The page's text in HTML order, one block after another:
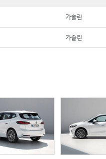
가솔린
가솔린